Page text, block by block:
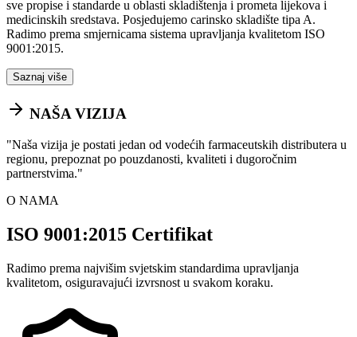
sve propise i standarde u oblasti skladištenja i prometa lijekova i
medicinskih sredstava. Posjedujemo carinsko skladište tipa A.
Radimo prema smjernicama sistema upravljanja kvalitetom ISO
9001:2015.
Saznaj više
NAŠA VIZIJA
"Naša vizija je postati jedan od vodećih farmaceutskih distributera u
regionu, prepoznat po pouzdanosti, kvaliteti i dugoročnim
partnerstvima."
O NAMA
ISO 9001:2015 Certifikat
Radimo prema najvišim svjetskim standardima upravljanja
kvalitetom, osiguravajući izvrsnost u svakom koraku.